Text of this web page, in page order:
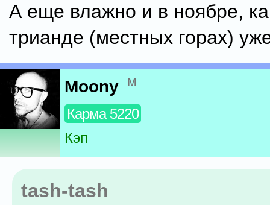
А еще влажно и в ноябре,
трианде (местных горах)
Moony м
Карма 5220
Кэп
tash-tash